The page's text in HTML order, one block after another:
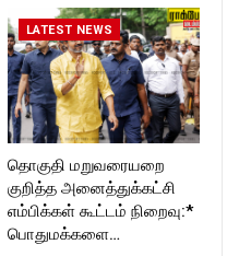
LATEST NEWS
தொகுதி மறுவரையறை
குறித்த அனைத்துக்கட்சி
எம்பிக்கள் கூட்டம் நிறைவு:*
பொதுமக்களை…